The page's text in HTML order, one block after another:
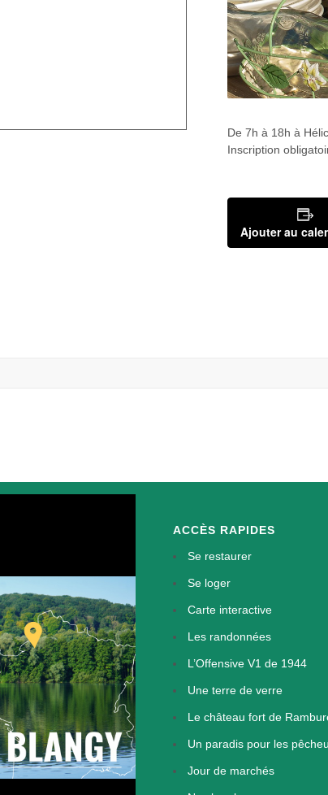
De 7h à 18h à
Inscription
Ajouter au
ACCÈS RAPIDES
Se restaurer
Se loger
Carte interactive
Les randonnées
L’Offensive V1 de 1944
Une terre de verre
Le château fort de
Un paradis pour les
Jour de marchés